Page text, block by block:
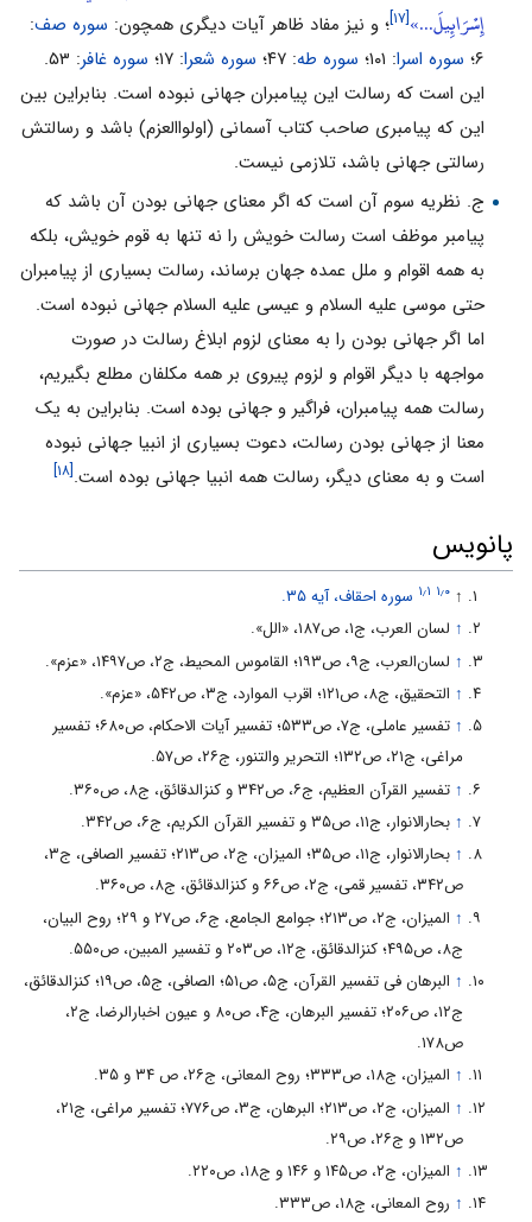
إِسْرَائِيلَ...»[۱۷] ؛ و نیز مفاد ظاهر آیات دیگرى همچون: سوره صف:
۶؛ سوره اسرا: ۱۰۱؛ سوره طه: ۴۷؛ سوره شعرا: ۱۷؛ سوره غافر
: ۵۳.
این است که رسالت این پیامبران جهانى نبوده است. بنابراین بین
این که پیامبرى صاحب کتاب آسمانى (اولواالعزم) باشد و رسالتش
رسالتى جهانى باشد، تلازمى نیست.
ج. نظریه سوم آن است که اگر معناى جهانى بودن آن باشد که
پیامبر موظف است رسالت خویش را نه تنها به قوم خویش، بلکه
به همه اقوام و ملل عمده جهان برساند، رسالت بسیارى از پیامبران
حتى موسى علیه السلام و عیسى علیه السلام جهانى نبوده است.
اما اگر جهانى بودن را به معناى لزوم ابلاغ رسالت در صورت
مواجهه با دیگر اقوام و لزوم پیروى بر همه مکلفان مطلع بگیریم،
رسالت همه پیامبران، فراگیر و جهانى بوده است. بنابراین به یک
معنا از جهانى بودن رسالت، دعوت بسیارى از انبیا جهانى نبوده
است و به معناى دیگر، رسالت همه انبیا جهانى بوده است.[۱۸]
پانویس
↑۱٫۰ ۱٫۱
سوره احقاف، آیه ۳۵.
↑ لسان العرب، ج‌۱، ص‌۱۸۷، «الل».
↑ لسان‌العرب، ج‌۹، ص‌۱۹۳؛ القاموس المحیط، ج‌۲، ص‌۱۴۹۷، «عزم».
↑ التحقیق، ج‌۸‌، ص‌۱۲۱؛ اقرب الموارد، ج‌۳، ص‌۵۴۲‌، «عزم».
↑
تفسیر عاملى، ج۷، ص۵۳۳؛ تفسیر آیات الاحکام، ص۶۸۰؛ تفسیر
مراغى، ج۲۱، ص۱۳۲؛ التحریر والتنور، ج۲۶، ص۵۷.
↑ تفسیر القرآن العظیم، ج۶، ص۳۴۲ و کنزالدقائق، ج۸، ص۳۶۰.
↑ بحارالانوار، ج۱۱، ص۳۵ و تفسیر القرآن الکریم، ج۶، ص۳۴۲.
↑
بحارالانوار، ج۱۱، ص۳۵؛ المیزان، ج۲، ص۲۱۳؛ تفسیر الصافى، ج۳،
ص۳۴۲، تفسیر قمى، ج۲، ص۶۶ و کنزالدقائق، ج۸، ص۳۶۰.
↑
المیزان، ج۲، ص۲۱۳؛ جوامع الجامع، ج۶، ص۲۷ و ۲۹؛ روح البیان،
ج۸، ص۴۹۵؛ کنزالدقائق، ج۱۲، ص۲۰۳ و تفسیر المبین، ص۵۵۰.
↑
البرهان فى تفسیر القرآن، ج۵، ص۵۱؛ الصافى، ج۵، ص۱۹؛ کنزالدقائق،
ج۱۲، ص۲۰۶؛ تفسیر البرهان، ج۴، ص۸۰ و عیون اخبارالرضا، ج۲،
ص۱۷۸.
↑ المیزان، ج۱۸، ص۳۳۳؛ روح المعانى، ج۲۶، ص ۳۴ و ۳۵.
↑
المیزان، ج۲، ص۲۱۳؛ البرهان، ج۳، ص۷۷۶؛ تفسیر مراغى، ج۲۱،
ص۱۳۲ و ج۲۶، ص۲۹.
↑ المیزان، ج۲، ص۱۴۵ و ۱۴۶ و ج۱۸، ص۲۲۰.
↑ روح المعانى، ج۱۸، ص۳۳۳.